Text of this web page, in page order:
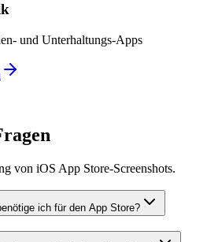
und Unterhaltungs-Apps
von iOS App Store-Screenshots.
ich für den App Store?